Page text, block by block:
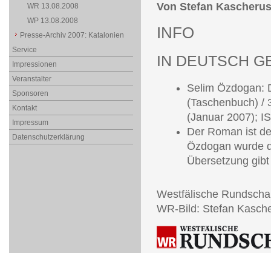
Von Stefan Kascherus
INFO
IN DEUTSCH
Selim Özdogan:
(Taschenbuch) /
(Januar 2007);
Der Roman ist
Özdogan wurde
Übersetzung
Westfälische
WR-Bild: Stefan
WR 13.08.2008
WP 13.08.2008
Presse-Archiv 2007: Katalonien
Service
Impressionen
Veranstalter
Sponsoren
Kontakt
Impressum
Datenschutzerklärung